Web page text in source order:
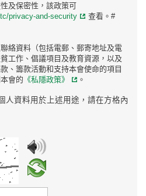
及保密性，該政策可
privacy-and-security 查看。#
絡資料（包括電郵、郵寄地址及電
工作、倡議項目及教育資源，以及
、籌款活動和支持本會使命的項目
會的 《私隱政策》 。
人資料用於上述用途，請在方格內